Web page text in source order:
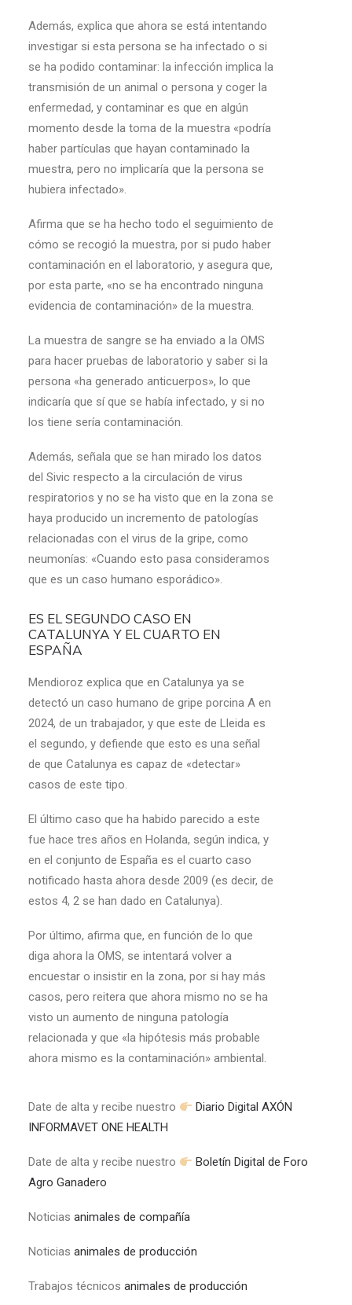
Además, explica que ahora se está intentando
investigar si esta persona se ha infectado o si
se ha podido contaminar: la infección implica la
transmisión de un animal o persona y coger la
enfermedad, y contaminar es que en algún
momento desde la toma de la muestra «podría
haber partículas que hayan contaminado la
muestra, pero no implicaría que la persona se
hubiera infectado».
Afirma que se ha hecho todo el seguimiento de
cómo se recogió la muestra, por si pudo haber
contaminación en el laboratorio, y asegura que,
por esta parte, «no se ha encontrado ninguna
evidencia de contaminación» de la muestra.
La muestra de sangre se ha enviado a la OMS
para hacer pruebas de laboratorio y saber si la
persona «ha generado anticuerpos», lo que
indicaría que sí que se había infectado, y si no
los tiene sería contaminación.
Además, señala que se han mirado los datos
del Sivic respecto a la circulación de virus
respiratorios y no se ha visto que en la zona se
haya producido un incremento de patologías
relacionadas con el virus de la gripe, como
neumonías: «Cuando esto pasa consideramos
que es un caso humano esporádico».
ES EL SEGUNDO CASO EN
CATALUNYA Y EL CUARTO EN
ESPAÑA
Mendioroz explica que en Catalunya ya se
detectó un caso humano de gripe porcina A en
2024, de un trabajador, y que este de Lleida es
el segundo, y defiende que esto es una señal
de que Catalunya es capaz de «detectar»
casos de este tipo.
El último caso que ha habido parecido a este
fue hace tres años en Holanda, según indica, y
en el conjunto de España es el cuarto caso
notificado hasta ahora desde 2009 (es decir, de
estos 4, 2 se han dado en Catalunya).
Por último, afirma que, en función de lo que
diga ahora la OMS, se intentará volver a
encuestar o insistir en la zona, por si hay más
casos, pero reitera que ahora mismo no se ha
visto un aumento de ninguna patología
relacionada y que «la hipótesis más probable
ahora mismo es la contaminación» ambiental.
Date de alta y recibe nuestro
Diario Digital AXÓN
INFORMAVET ONE HEALTH
Date de alta y recibe nuestro
Boletín Digital de Foro
Agro Ganadero
Noticias animales de compañía
Noticias animales de producción
Trabajos técnicos animales de producción